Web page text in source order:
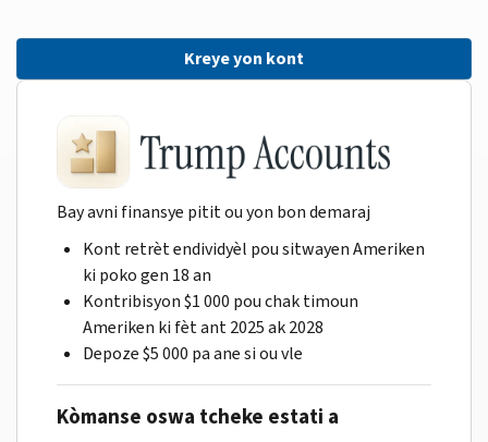
Kreye yon kont
Bay avni finansye pitit ou yon bon demaraj
Kont retrèt endividyèl pou sitwayen Ameriken
ki poko gen 18 an
Kontribisyon $1 000 pou chak timoun
Ameriken ki fèt ant 2025 ak 2028
Depoze $5 000 pa ane si ou vle
Kòmanse oswa tcheke estati a